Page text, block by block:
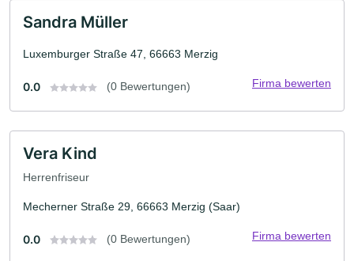
Sandra Müller
Luxemburger Straße 47, 66663 Merzig
0.0 (0 Bewertungen) Firma bewerten
Vera Kind
Herrenfriseur
Mecherner Straße 29, 66663 Merzig (Saar)
0.0 (0 Bewertungen) Firma bewerten